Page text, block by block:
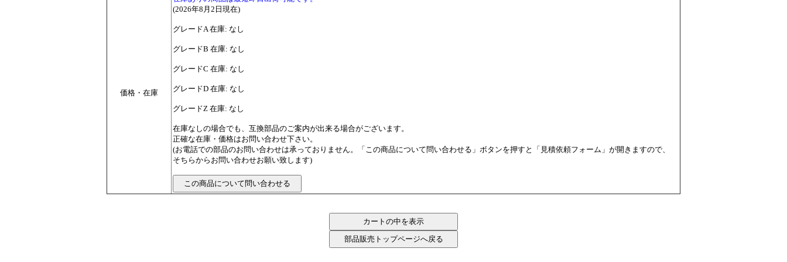
価格・在庫
(2026年8月2日現在)
グレードA 在庫: なし
グレードB 在庫: なし
グレードC 在庫: なし
グレードD 在庫: なし
グレードZ 在庫: なし
在庫なしの場合でも、互換部品のご案内が出来る場合がございます。
正確な在庫・価格はお問い合わせ下さい。
(お電話での部品のお問い合わせは承っておりません。「この商品について問い合わせる」ボタンを押すと「見積依頼フォーム」が開きますので、
そちらからお問い合わせお願い致します)